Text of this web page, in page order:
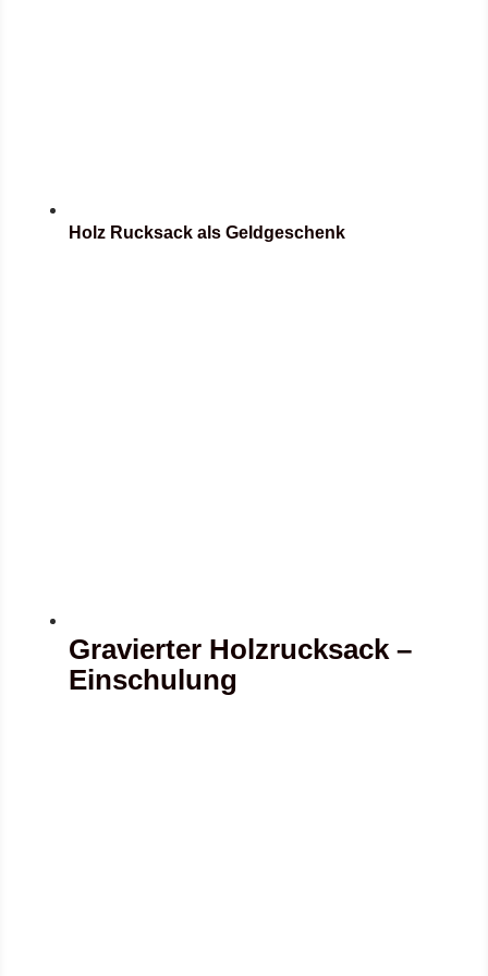
Holz Rucksack als Geldgeschenk
Gravierter Holzrucksack –
Einschulung